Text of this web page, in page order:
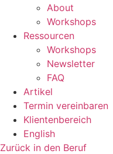
About
Workshops
Ressourcen
Workshops
Newsletter
FAQ
Artikel
Termin vereinbaren
Klientenbereich
English
Zurück in den Beruf